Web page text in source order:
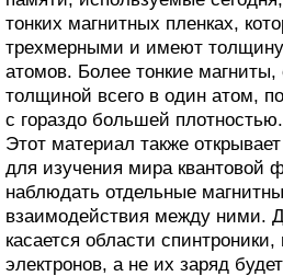
тонких магнитных пленках,
трехмерными и имеют
атомов. Более тонкие магниты,
толщиной всего в один атом,
с гораздо большей плотностью.
Этот материал также
для изучения мира квантовой
наблюдать отдельные
взаимодействия между ними.
касается области
электронов, а не их заряд